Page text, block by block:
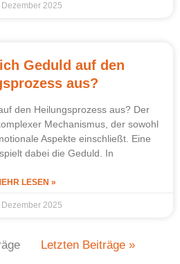
Dezember 2025
Geduld auf den
aus?
den Heilungsprozess aus? Der
Mechanismus, der sowohl
Aspekte einschließt. Eine
dabei die Geduld. In
LESEN »
Dezember 2025
Letzten Beiträge »